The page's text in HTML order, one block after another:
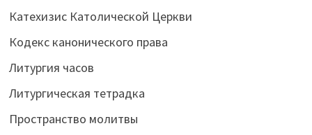
Катехизис Католической Церкви
Кодекс канонического права
Литургия часов
Литургическая тетрадка
Пространство молитвы